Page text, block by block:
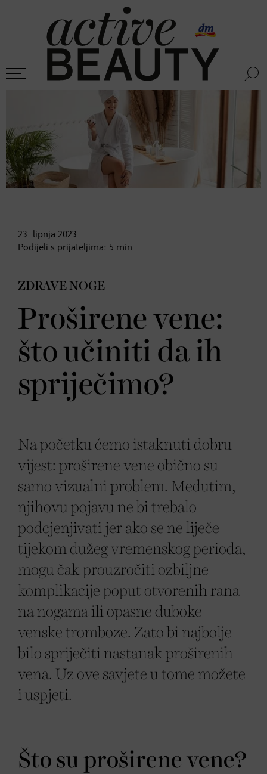
23. lipnja 2023
Podijeli s prijateljima: 5 min
ZDRAVE NOGE
Proširene vene:
što učiniti da ih
spriječimo?
Na početku ćemo istaknuti dobru
vijest: proširene vene obično su
samo vizualni problem. Međutim,
njihovu pojavu ne bi trebalo
podcjenjivati jer ako se ne liječe
tijekom dužeg vremenskog perioda,
mogu čak prouzročiti ozbiljne
komplikacije poput otvorenih rana
na nogama ili opasne duboke
venske tromboze. Zato bi najbolje
bilo spriječiti nastanak proširenih
vena. Uz ove savjete u tome možete
i uspjeti.
Što su proširene vene?